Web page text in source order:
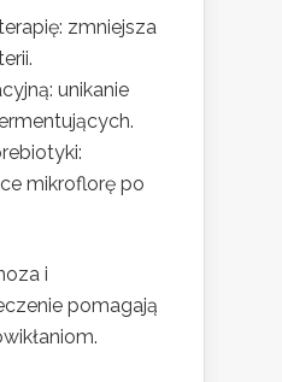
zmniejsza
unikanie
mikroflorę po
i
pomagają